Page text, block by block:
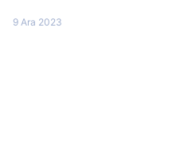
9 Ara 2023